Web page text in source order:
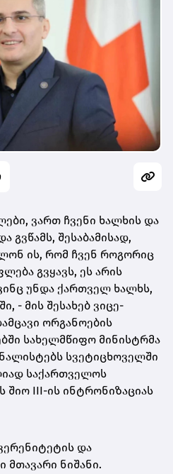
ვართ ჩვენი ხალხის და
გვწამს, შესაბამისად,
ის, რომ ჩვენ როგორიც
გვყავს, ეს არის
უნდა ქართველ ხალხს,
- მის შესახებ ვიცე-
ორგანოების
სახელმწიფო მინისტრმა
სვეტიცხოველში
საქართველოს
შიო III-ის ინტრონიზაციას
და
ნიშანი.